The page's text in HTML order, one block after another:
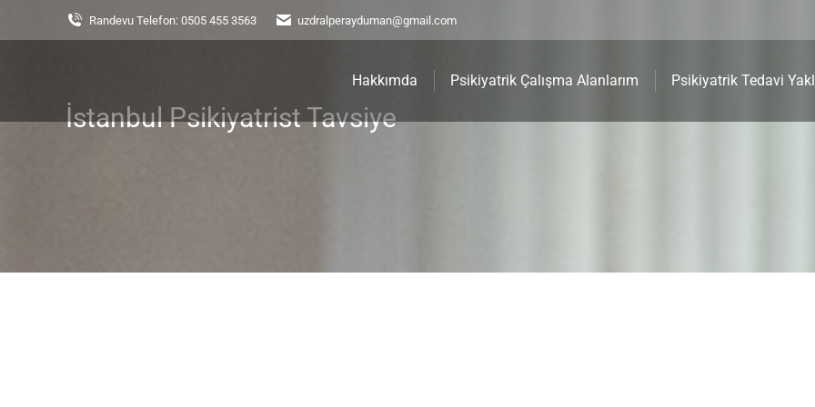
Randevu Telefon: 0505 455 3563 uzdralperayduman@gmail.com
Hakkımda Psikiyatrik Çalışma Alanlarım Psikiyatrik Tedavi
İstanbul Psikiyatrist Tavsiye
You are here: